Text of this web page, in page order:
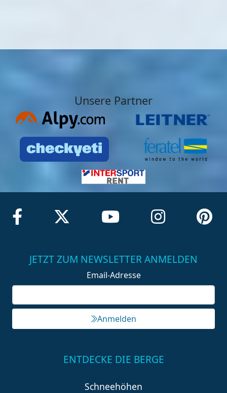
Unsere Partner
JETZT ZUM NEWSLETTER ANMELDEN
Email-Adresse
Anmelden
ENTDECKE DIE BERGE
Schneehöhen